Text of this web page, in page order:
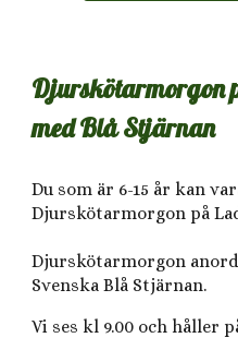
Djurskötarmorgon
med Blå Stjärnan
Du som är 6-15 år kan
Djurskötarmorgon på
Djurskötarmorgon
Svenska Blå Stjärnan.
Vi ses kl 9.00 och håller